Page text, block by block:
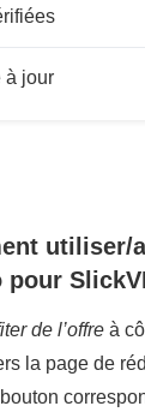
à jour
utiliser/
pour
de l’offre à
la page de